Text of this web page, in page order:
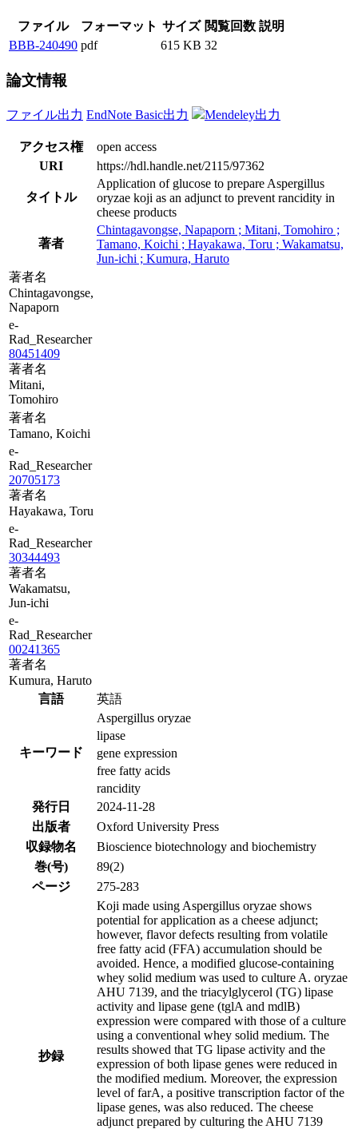
ファイル フォーマット サイズ 閲覧回数 説明
BBB-240490 pdf 615 KB 32
論文情報
ファイル出力 EndNote Basic出力 Mendeley出力
アクセス権
open access
URI
https://hdl.handle.net/2115/97362
タイトル
Application of glucose to prepare Aspergillus
oryzae koji as an adjunct to prevent rancidity in
cheese products
著者
Chintagavongse, Napaporn ; Mitani, Tomohiro ;
Tamano, Koichi ; Hayakawa, Toru ; Wakamatsu,
Jun-ichi ; Kumura, Haruto
著者名
Chintagavongse,
Napaporn
e-
Rad_Researcher
80451409
著者名
Mitani,
Tomohiro
著者名
Tamano, Koichi
e-
Rad_Researcher
20705173
著者名
Hayakawa, Toru
e-
Rad_Researcher
30344493
著者名
Wakamatsu,
Jun-ichi
e-
Rad_Researcher
00241365
著者名
Kumura, Haruto
言語
英語
キーワード
Aspergillus oryzae
lipase
gene expression
free fatty acids
rancidity
発行日
2024-11-28
出版者
Oxford University Press
収録物名
Bioscience biotechnology and biochemistry
巻(号)
89(2)
ページ
275-283
抄録
Koji made using Aspergillus oryzae shows
potential for application as a cheese adjunct;
however, flavor defects resulting from volatile
free fatty acid (FFA) accumulation should be
avoided. Hence, a modified glucose-containing
whey solid medium was used to culture A. oryzae
AHU 7139, and the triacylglycerol (TG) lipase
activity and lipase gene (tglA and mdlB)
expression were compared with those of a culture
using a conventional whey solid medium. The
results showed that TG lipase activity and the
expression of both lipase genes were reduced in
the modified medium. Moreover, the expression
level of farA, a positive transcription factor of the
lipase genes, was also reduced. The cheese
adjunct prepared by culturing the AHU 7139